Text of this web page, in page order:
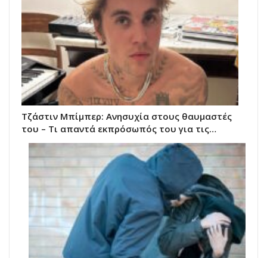
Τζάστιν Μπίμπερ: Ανησυχία στους θαυμαστές
του – Τι απαντά εκπρόσωπός του για τις…